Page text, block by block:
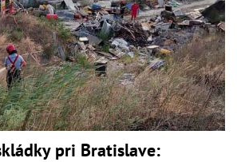
pri Bratislave: